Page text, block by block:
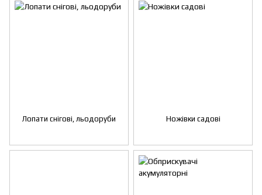
Лопати снігові, льодоруби Ножівки садові